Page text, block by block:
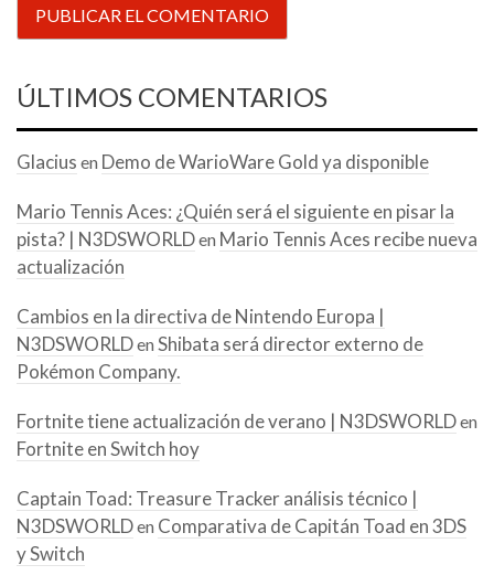
ÚLTIMOS COMENTARIOS
Glacius en Demo de WarioWare Gold ya disponible
Mario Tennis Aces: ¿Quién será el siguiente en pisar la
pista? | N3DSWORLDen Mario Tennis Aces recibe nueva
actualización
Cambios en la directiva de Nintendo Europa |
N3DSWORLDen Shibata será director externo de
Pokémon Company.
Fortnite tiene actualización de verano | N3DSWORLDen
Fortnite en Switch hoy
Captain Toad: Treasure Tracker análisis técnico |
N3DSWORLDen Comparativa de Capitán Toad en 3DS
y Switch